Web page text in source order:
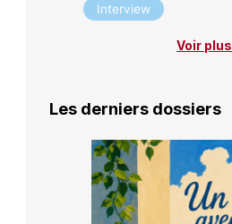
Interview
Voir plus
Les derniers dossiers